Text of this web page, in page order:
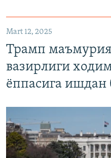
Mart 12, 2025
Трамп
вазирлиги
ёппасига